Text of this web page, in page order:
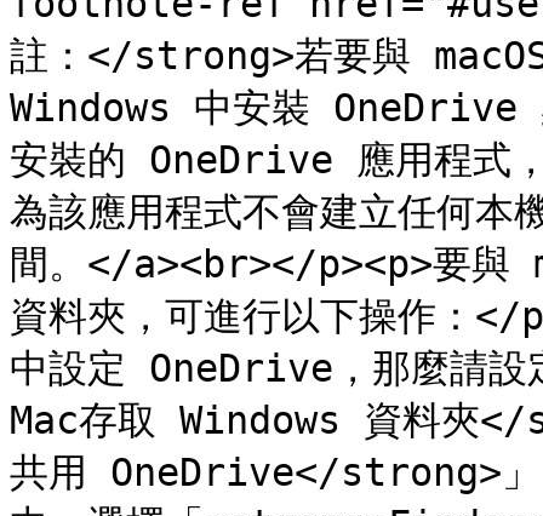
註：</strong>若要與
Windows 中安裝 OneDrive
安裝的 OneDrive 應用程式
為該應用程式不會建立任何本
間。</a><br></p><p>要與
資料夾，可進行以下操作：
中設定 OneDrive，那麼請
Mac存取 Windows 資料夾
共用 OneDrive</strong>